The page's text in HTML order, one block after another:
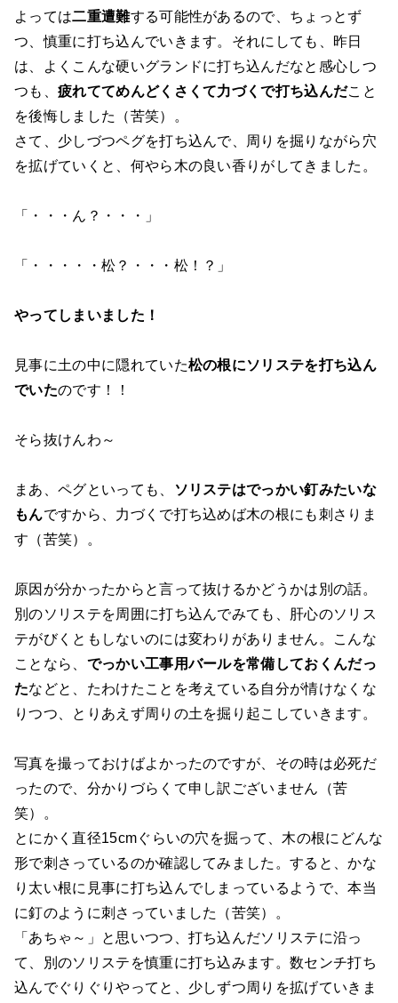
よっては二重遭難する可能性があるので、ちょっとず
つ、慎重に打ち込んでいきます。それにしても、昨日
は、よくこんな硬いグランドに打ち込んだなと感心しつ
つも、 疲れててめんどくさくて力づくで打ち込んだこと
を後悔しました（苦笑）。
さて、少しづつペグを打ち込んで、周りを掘りながら穴
を拡げていくと、何やら木の良い香りがしてきました。
「・・・ん？・・・」
「・・・・・松？・・・松！？」
やってしまいました！
見事に土の中に隠れていた松の根にソリステを打ち込ん
でいたのです！！
そら抜けんわ～
まあ、ペグといっても、
ソリステはでっかい釘みたいな
もんですから、力づくで打ち込めば木の根にも刺さりま
す（苦笑）。
原因が分かったからと言って抜けるかどうかは別の話。
別のソリステを周囲に打ち込んでみても、肝心のソリス
テがびくともしないのには変わりがありません。こんな
ことなら、 でっかい工事用バールを常備しておくんだっ
たなどと、たわけたことを考えている自分が情けなくな
りつつ、とりあえず周りの土を掘り起こしていきます。
写真を撮っておけばよかったのですが、その時は必死だ
ったので、分かりづらくて申し訳ございません（苦
笑）。
とにかく直径15cmぐらいの穴を掘って、木の根にどんな
形で刺さっているのか確認してみました。すると、かな
り太い根に見事に打ち込んでしまっているようで、本当
に釘のように刺さっていました（苦笑）。
「あちゃ～」と思いつつ、打ち込んだソリステに沿っ
て、別のソリステを慎重に打ち込みます。数センチ打ち
込んでぐりぐりやってと、少しずつ周りを拡げていきま